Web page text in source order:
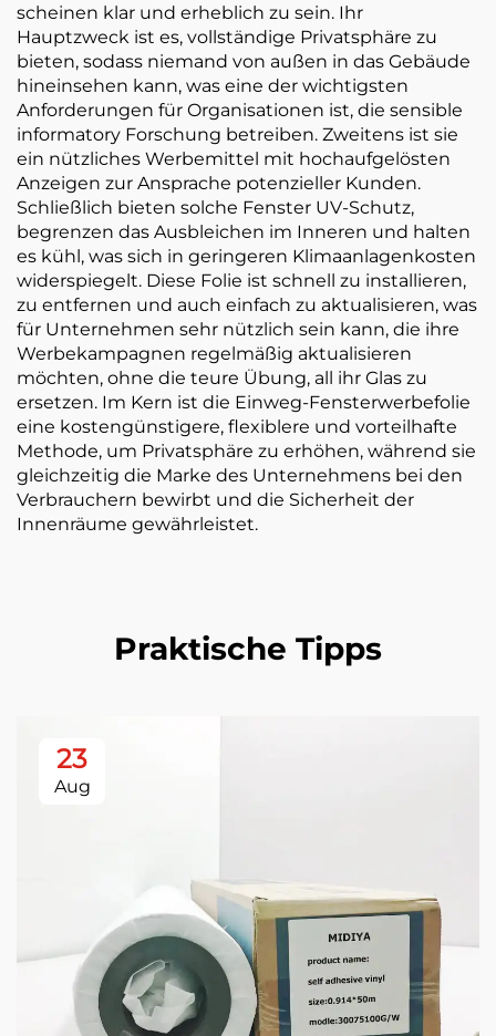
scheinen klar und erheblich zu sein. Ihr
Hauptzweck ist es, vollständige Privatsphäre zu
bieten, sodass niemand von außen in das Gebäude
hineinsehen kann, was eine der wichtigsten
Anforderungen für Organisationen ist, die sensible
informatory Forschung betreiben. Zweitens ist sie
ein nützliches Werbemittel mit hochaufgelösten
Anzeigen zur Ansprache potenzieller Kunden.
Schließlich bieten solche Fenster UV-Schutz,
begrenzen das Ausbleichen im Inneren und halten
es kühl, was sich in geringeren Klimaanlagenkosten
widerspiegelt. Diese Folie ist schnell zu installieren,
zu entfernen und auch einfach zu aktualisieren, was
für Unternehmen sehr nützlich sein kann, die ihre
Werbekampagnen regelmäßig aktualisieren
möchten, ohne die teure Übung, all ihr Glas zu
ersetzen. Im Kern ist die Einweg-Fensterwerbefolie
eine kostengünstigere, flexiblere und vorteilhafte
Methode, um Privatsphäre zu erhöhen, während sie
gleichzeitig die Marke des Unternehmens bei den
Verbrauchern bewirbt und die Sicherheit der
Innenräume gewährleistet.
Praktische Tipps
23
Aug